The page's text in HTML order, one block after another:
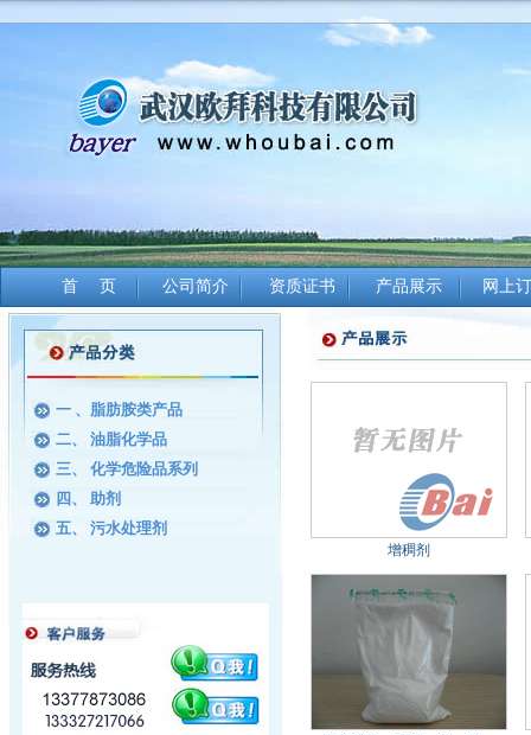
首 页 公司简介 资质证书 产品展示 网上
一 、脂肪胺类产品
二、 油脂化学品
三、 化学危险品系列
四、 助剂
五、 污水处理剂
增稠剂